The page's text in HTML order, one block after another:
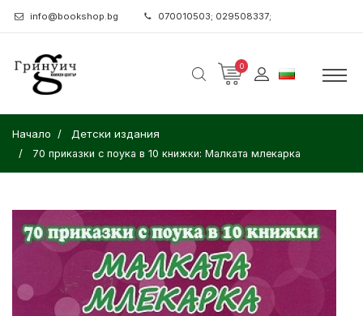
info@bookshop.bg 070010503; 029508337;
0
Начало Детски издания
70 приказки с поука в 10 книжки: Малката млекарка